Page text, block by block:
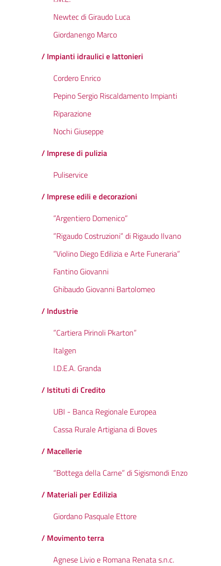
Newtec di Giraudo Luca
Giordanengo Marco
/ Impianti idraulici e lattonieri
Cordero Enrico
Pepino Sergio Riscaldamento Impianti
Riparazione
Nochi Giuseppe
/ Imprese di pulizia
Puliservice
/ Imprese edili e decorazioni
”Argentiero Domenico”
”Rigaudo Costruzioni” di Rigaudo Ilvano
”Violino Diego Edilizia e Arte Funeraria”
Fantino Giovanni
Ghibaudo Giovanni Bartolomeo
/ Industrie
”Cartiera Pirinoli Pkarton”
Italgen
I.D.E.A. Granda
/ Istituti di Credito
UBI - Banca Regionale Europea
Cassa Rurale Artigiana di Boves
/ Macellerie
“Bottega della Carne” di Sigismondi Enzo
/ Materiali per Edilizia
Giordano Pasquale Ettore
/ Movimento terra
Agnese Livio e Romana Renata s.n.c.